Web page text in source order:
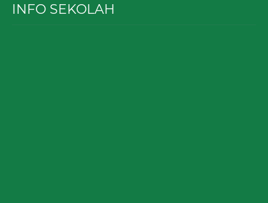
INFO SEKOLAH